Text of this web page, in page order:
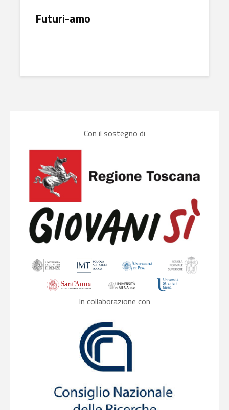
Futuri-amo
Con il sostegno di
In collaborazione con